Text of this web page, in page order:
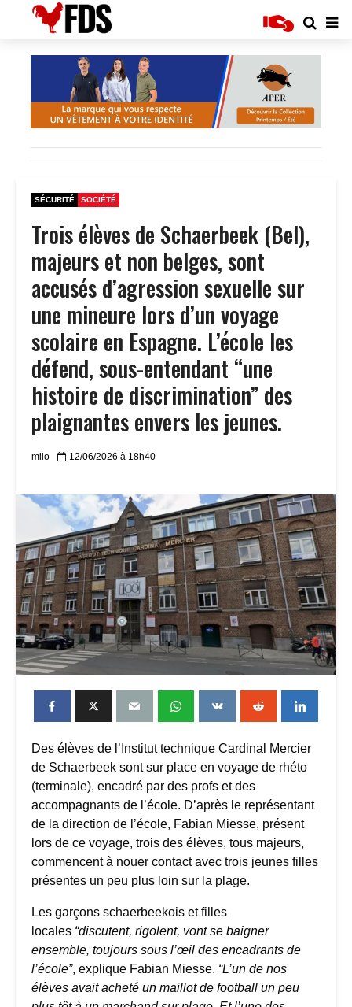
SÉCURITÉ SOCIÉTÉ
Trois élèves de Schaerbeek (Bel),
majeurs et non belges, sont
accusés d’agression sexuelle sur
une mineure lors d’un voyage
scolaire en Espagne. L’école les
défend, sous-entendant “une
histoire de discrimination” des
plaignantes envers les jeunes.
milo 12/06/2026 à 18h40
Des élèves de l’Institut technique Cardinal Mercier
de Schaerbeek sont sur place en voyage de rhéto
(terminale), encadré par des profs et des
accompagnants de l’école. D’après le représentant
de la direction de l’école, Fabian Miesse, présent
lors de ce voyage, trois des élèves, tous majeurs,
commencent à nouer contact avec trois jeunes filles
présentes un peu plus loin sur la plage.
Les garçons schaerbeekois et filles
locales “discutent, rigolent, vont se baigner
ensemble, toujours sous l’œil des encadrants de
l’école”, explique Fabian Miesse. “L’un de nos
élèves avait acheté un maillot de football un peu